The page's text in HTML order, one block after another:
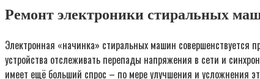
Ремонт электроники стиральных
Электронная «начинка» стиральных машин совершенствуется
устройства отслеживать перепады напряжения в сети и
имеет ещё больший спрос – по мере улучшения и усложнения